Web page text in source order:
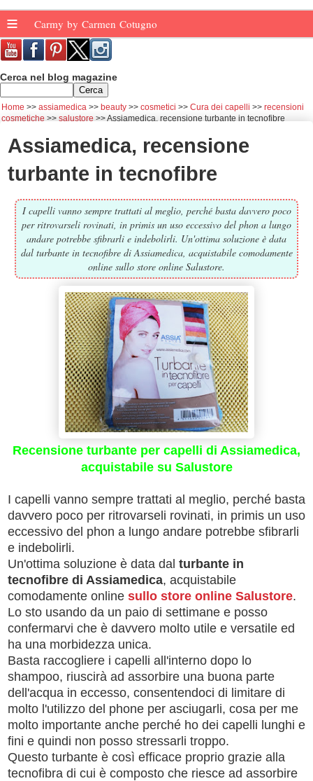
≡ Carmy by Carmen Cotugno
Cerca nel blog magazine
Home assiamedica beauty cosmetici Cura dei capelli
recensioni
cosmetiche
salustore Assiamedica, recensione turbante in tecnofibre
Assiamedica, recensione
turbante in tecnofibre
I capelli vanno sempre trattati al meglio, perché basta davvero poco
per ritrovarseli rovinati, in primis un uso eccessivo del phon a lungo
andare potrebbe sfibrarli e indebolirli. Un'ottima soluzione è data
dal turbante in tecnofibre di Assiamedica, acquistabile comodamente
online sullo store online Salustore.
Recensione turbante per capelli di Assiamedica,
acquistabile su Salustore
I capelli vanno sempre trattati al meglio, perché basta
davvero poco per ritrovarseli rovinati, in primis un uso
eccessivo del phon a lungo andare potrebbe sfibrarli
e indebolirli.
Un'ottima soluzione è data dal turbante in
tecnofibre di Assiamedica, acquistabile
comodamente online sullo store online Salustore.
Lo sto usando da un paio di settimane e posso
confermarvi che è davvero molto utile e versatile ed
ha una morbidezza unica.
Basta raccogliere i capelli all'interno dopo lo
shampoo, riuscirà ad assorbire una buona parte
dell'acqua in eccesso, consentendoci di limitare di
molto l'utilizzo del phone per asciugarli, cosa per me
molto importante anche perché ho dei capelli lunghi e
fini e quindi non posso stressarli troppo.
Questo turbante è così efficace proprio grazie alla
tecnofibra di cui è composto che riesce ad assorbire